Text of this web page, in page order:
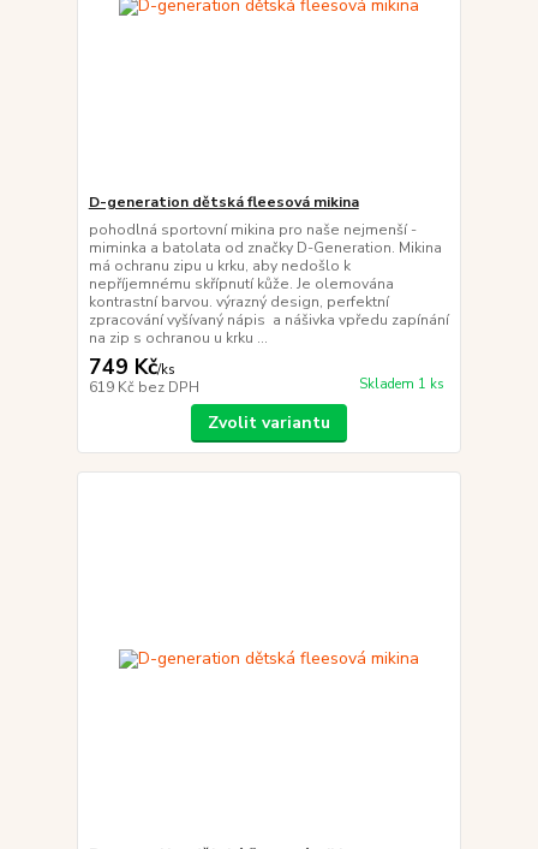
D-generation dětská fleesová mikina
pohodlná sportovní mikina pro naše nejmenší -
miminka a batolata od značky D-Generation. Mikina
má ochranu zipu u krku, aby nedošlo k
nepříjemnému skřípnutí kůže. Je olemována
kontrastní barvou. výrazný design, perfektní
zpracování vyšívaný nápis a nášivka vpředu zapínání
na zip s ochranou u krku ...
749 Kč/ks
619 Kč bez DPH Skladem 1 ks
Zvolit variantu